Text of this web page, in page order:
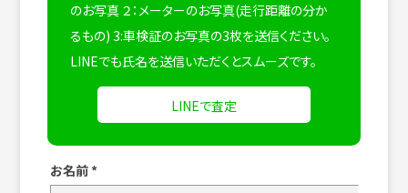
のお写真 ２：メーターのお写真(走行距離の分か
るもの) 3:車検証のお写真の3枚を送信ください。
LINEでも氏名を送信いただくとスムーズです。
LINEで査定
お名前 *